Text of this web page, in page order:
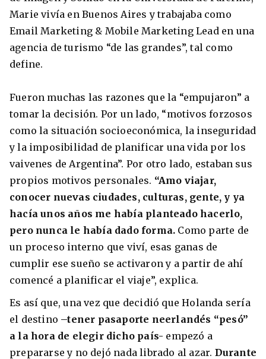
Australia permitirá la entrada de
estudiantes y trabajadores cualificados
vacunados contra el Covid-19
Agustina Fontirroig 23/11/2021
8 ciudades para tomar cursos de inglés
intensivo
América
Estados Unidos
Ecuador
México
VER TODOS LOS PAÍSES
Estudia Inglés frente al Mediterráneo
Estudia un Bachelor de IT en Cork
Condiciones
ENVIAR
Marie vivía en Buenos Aires y trabajaba como
Email Marketing & Mobile Marketing Lead en una
agencia de turismo “de las grandes”, tal como
define.
Fueron muchas las razones que la “empujaron” a
tomar la decisión. Por un lado, “motivos forzosos
como la situación socioeconómica, la inseguridad
y la imposibilidad de planificar una vida por los
vaivenes de Argentina”. Por otro lado, estaban sus
propios motivos personales. “Amo viajar,
conocer nuevas ciudades, culturas, gente, y ya
hacía unos años me había planteado hacerlo,
pero nunca le había dado forma. Como parte de
un proceso interno que viví, esas ganas de
cumplir ese sueño se activaron y a partir de ahí
comencé a planificar el viaje”, explica.
Es así que, una vez que decidió que Holanda sería
el destino –tener pasaporte neerlandés “pesó”
a la hora de elegir dicho país- empezó a
prepararse y no dejó nada librado al azar. Durante